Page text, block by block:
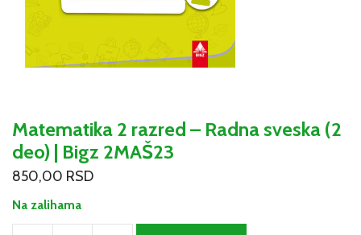
Matematika 2 razred – Radna sveska (2
deo) | Bigz 2MAŠ23
850,00 RSD
Na zalihama